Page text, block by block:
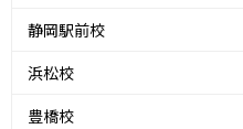
静岡駅前校
浜松校
豊橋校